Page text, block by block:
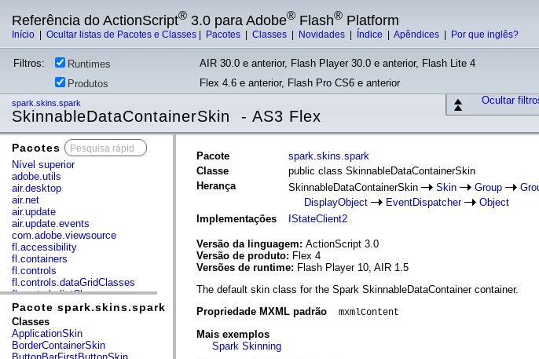
Referência do ActionScript® 3.0 para Adobe® Flash® Platform
Início Ocultar listas de Pacotes e Classes Pacotes Classes Novidades Índice Apêndices Por que inglês?
Filtros: Runtimes
AIR 30.0 e anterior, Flash Player 30.0 e anterior, Flash Lite 4
Produtos
Flex 4.6 e anterior, Flash Pro CS6 e anterior
Ocultar
spark.skins.spark
SkinnableDataContainerSkin - AS3 Flex
Pacotes
Nível superior
adobe.utils
air.desktop
air.net
air.update
air.update.events
com.adobe.viewsource
fl.accessibility
fl.containers
fl.controls
fl.controls.dataGridClasses
fl.controls.listClasses
fl.controls.progressBarClasses
fl.core
fl.data
fl.display
fl.events
Pacote spark.skins.spark
Classes
ApplicationSkin
BorderContainerSkin
Pacote
spark.skins.spark
Classe
public class SkinnableDataContainerSkin
Herança
SkinnableDataContainerSkin Skin Group
DisplayObject
EventDispatcher
Object
Implementações
IStateClient2
Versão da linguagem: ActionScript 3.0
Versão de produto: Flex 4
Versões de runtime: Flash Player 10, AIR 1.5
The default skin class for the Spark SkinnableDataContainer container.
Propriedade MXML padrão
mxmlContent
Mais exemplos
Spark Skinning